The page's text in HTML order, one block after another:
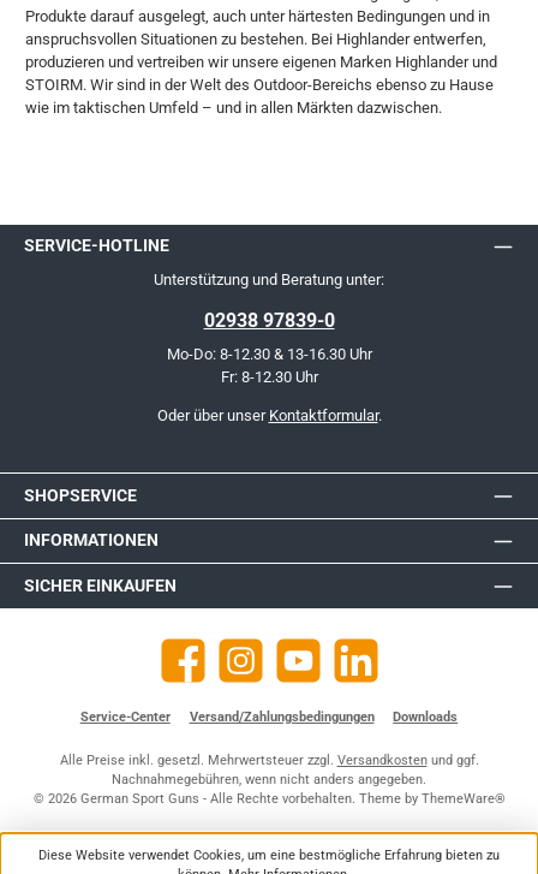
Produkte darauf ausgelegt, auch unter härtesten Bedingungen und in
anspruchsvollen Situationen zu bestehen. Bei Highlander entwerfen,
produzieren und vertreiben wir unsere eigenen Marken Highlander und
STOIRM. Wir sind in der Welt des Outdoor-Bereichs ebenso zu Hause
wie im taktischen Umfeld – und in allen Märkten dazwischen.
SERVICE-HOTLINE
Unterstützung und Beratung unter:
02938 97839-0
Mo-Do: 8-12.30 & 13-16.30 Uhr
Fr: 8-12.30 Uhr
Oder über unser Kontaktformular.
SHOPSERVICE
INFORMATIONEN
SICHER EINKAUFEN
Facebook Instagram YouTube https://de.linkedin.com/company/
Service-Center Versand/Zahlungsbedingungen Downloads
Alle Preise inkl. gesetzl. Mehrwertsteuer zzgl. Versandkostenund ggf.
Nachnahmegebühren, wenn nicht anders angegeben.
© 2026 German Sport Guns - Alle Rechte vorbehalten. Theme by ThemeWare®
Diese Website verwendet Cookies, um eine bestmögliche Erfahrung bieten zu